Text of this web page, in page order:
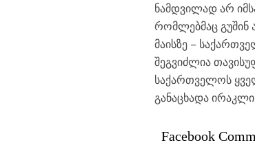
ნამდვილად არ
რომლებმაც გუშინ
მაისზე –
შეგვიძლია
საქართველოს
განაცხადა
Facebook